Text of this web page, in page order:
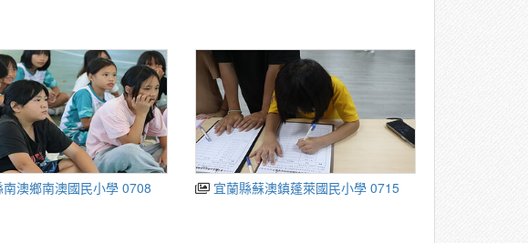
南澳鄉南澳國民小學 0708 宜蘭縣蘇澳鎮蓬萊國民小學 0715